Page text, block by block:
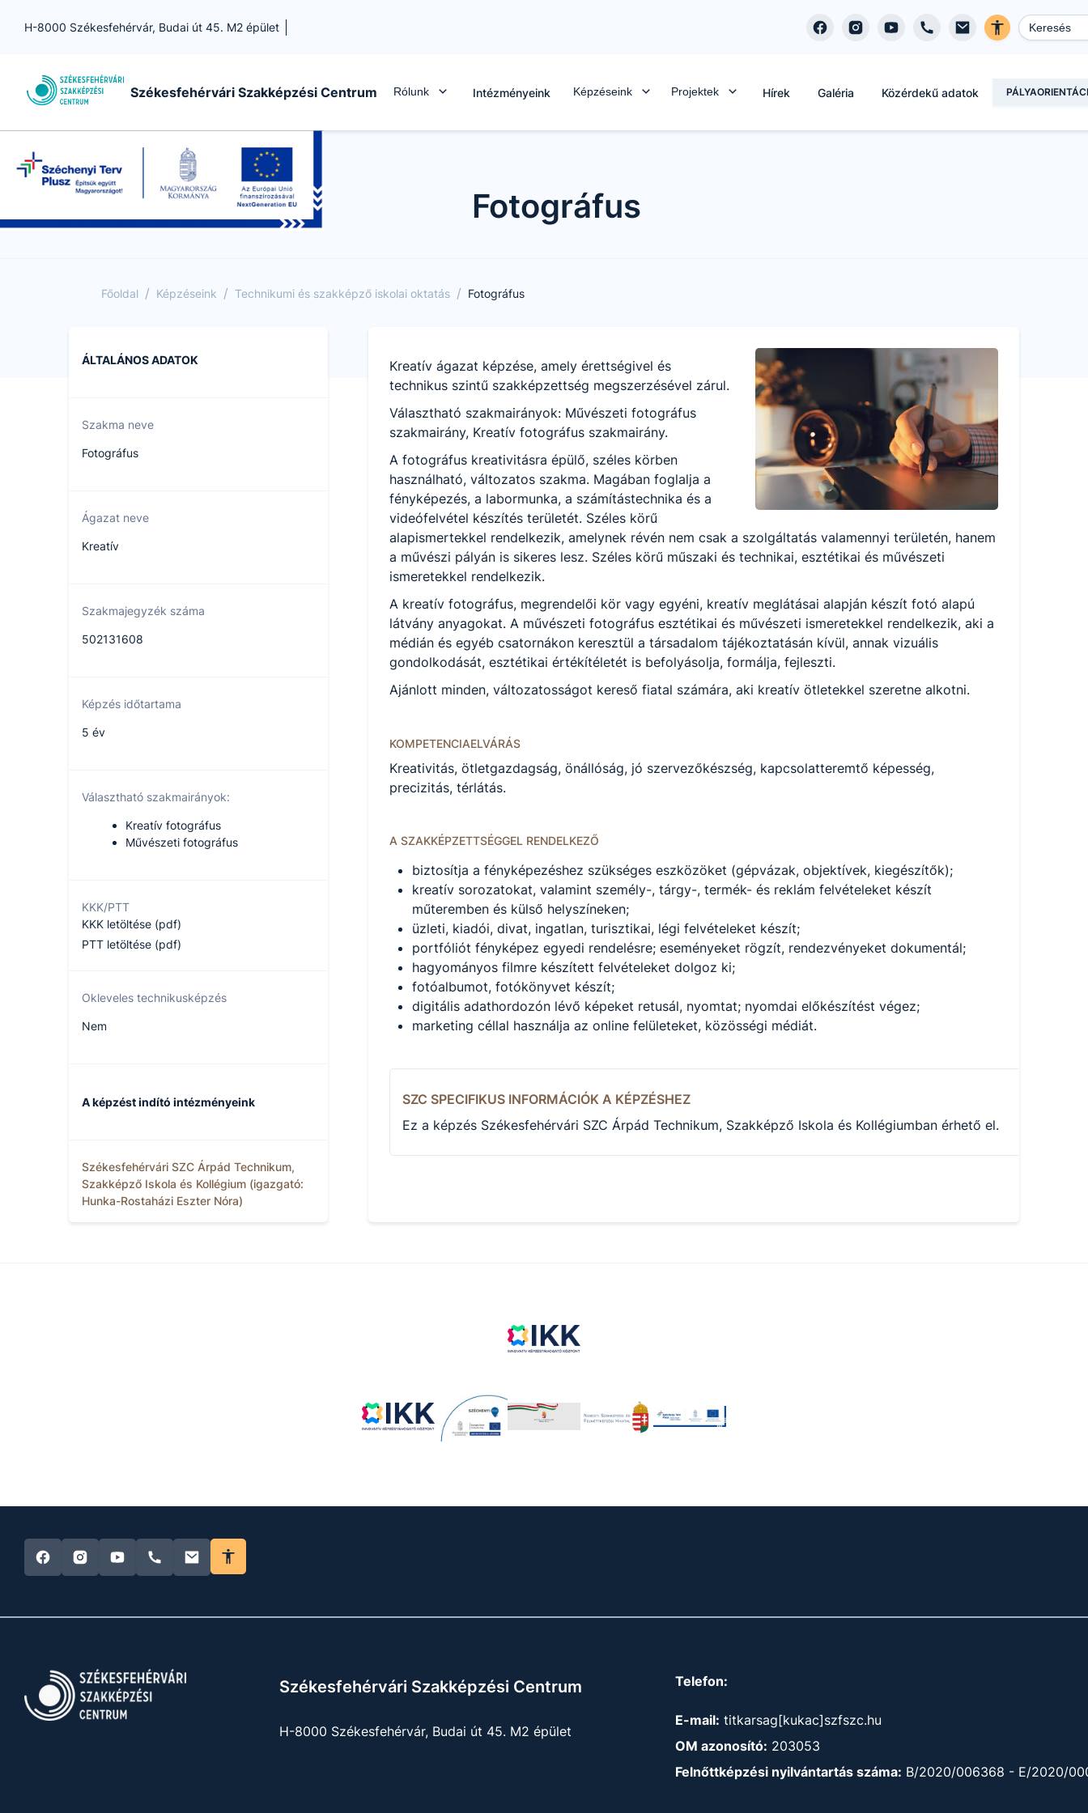
H-8000 Székesfehérvár, Budai út 45. M2 épület
Székesfehérvári Szakképzési Centrum Rólunk Intézményeink Képzéseink Projektek Hírek Galéria Közérdekű adatok
Fotográfus
Főoldal / Képzéseink / Technikumi és szakképző iskolai oktatás / Fotográfus
ÁLTALÁNOS ADATOK
Szakma neve
Fotográfus
Ágazat neve
Kreatív
Szakmajegyzék száma
502131608
Képzés időtartama
5 év
Választható szakmairányok:
Kreatív fotográfus
Művészeti fotográfus
KKK/PTT
KKK letöltése (pdf)
PTT letöltése (pdf)
Okleveles technikusképzés
Nem
A képzést indító intézményeink
Székesfehérvári SZC Árpád Technikum,
Szakképző Iskola és Kollégium (igazgató:
Hunka-Rostaházi Eszter Nóra)
Kreatív ágazat képzése, amely érettségivel és
technikus szintű szakképzettség megszerzésével zárul.
Választható szakmairányok: Művészeti fotográfus
szakmairány, Kreatív fotográfus szakmairány.
A fotográfus kreativitásra épülő, széles körben
használható, változatos szakma. Magában foglalja a
fényképezés, a labormunka, a számítástechnika és a
videófelvétel készítés területét. Széles körű
alapismertekkel rendelkezik, amelynek révén nem csak a szolgáltatás valamennyi területén, hanem
a művészi pályán is sikeres lesz. Széles körű műszaki és technikai, esztétikai és művészeti
ismeretekkel rendelkezik.
A kreatív fotográfus, megrendelői kör vagy egyéni, kreatív meglátásai alapján készít fotó alapú
látvány anyagokat. A művészeti fotográfus esztétikai és művészeti ismeretekkel rendelkezik, aki a
médián és egyéb csatornákon keresztül a társadalom tájékoztatásán kívül, annak vizuális
gondolkodását, esztétikai értékítéletét is befolyásolja, formálja, fejleszti.
Ajánlott minden, változatosságot kereső fiatal számára, aki kreatív ötletekkel szeretne alkotni.
KOMPETENCIAELVÁRÁS
Kreativitás, ötletgazdagság, önállóság, jó szervezőkészség, kapcsolatteremtő képesség,
precizitás, térlátás.
A SZAKKÉPZETTSÉGGEL RENDELKEZŐ
biztosítja a fényképezéshez szükséges eszközöket (gépvázak, objektívek, kiegészítők);
kreatív sorozatokat, valamint személy-, tárgy-, termék- és reklám felvételeket készít
műteremben és külső helyszíneken;
üzleti, kiadói, divat, ingatlan, turisztikai, légi felvételeket készít;
portfóliót fényképez egyedi rendelésre; eseményeket rögzít, rendezvényeket dokumentál;
hagyományos filmre készített felvételeket dolgoz ki;
fotóalbumot, fotókönyvet készít;
digitális adathordozón lévő képeket retusál, nyomtat; nyomdai előkészítést végez;
marketing céllal használja az online felületeket, közösségi médiát.
SZC SPECIFIKUS INFORMÁCIÓK A KÉPZÉSHEZ
Ez a képzés Székesfehérvári SZC Árpád Technikum, Szakképző Iskola és Kollégiumban érhető el.
Székesfehérvári Szakképzési Centrum
H-8000 Székesfehérvár, Budai út 45. M2 épület
Telefon:
E-mail: titkarsag[kukac]szfszc.hu
OM azonosító: 203053
Felnőttképzési nyilvántartás száma: B/2020/006368 - E/2020/